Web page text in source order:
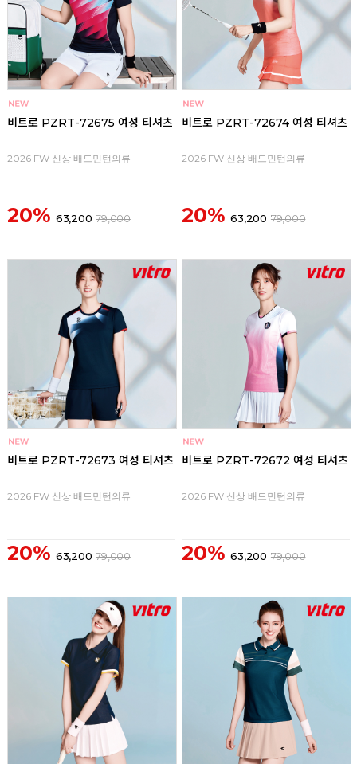
비트로 PZRT-72675 여성 티셔츠
2026 FW 신상 배드민턴의류
20% 63,200 79,000
비트로 PZRT-72674 여성 티셔츠
2026 FW 신상 배드민턴의류
20% 63,200 79,000
비트로 PZRT-72673 여성 티셔츠
2026 FW 신상 배드민턴의류
20% 63,200 79,000
비트로 PZRT-72672 여성 티셔츠
2026 FW 신상 배드민턴의류
20% 63,200 79,000